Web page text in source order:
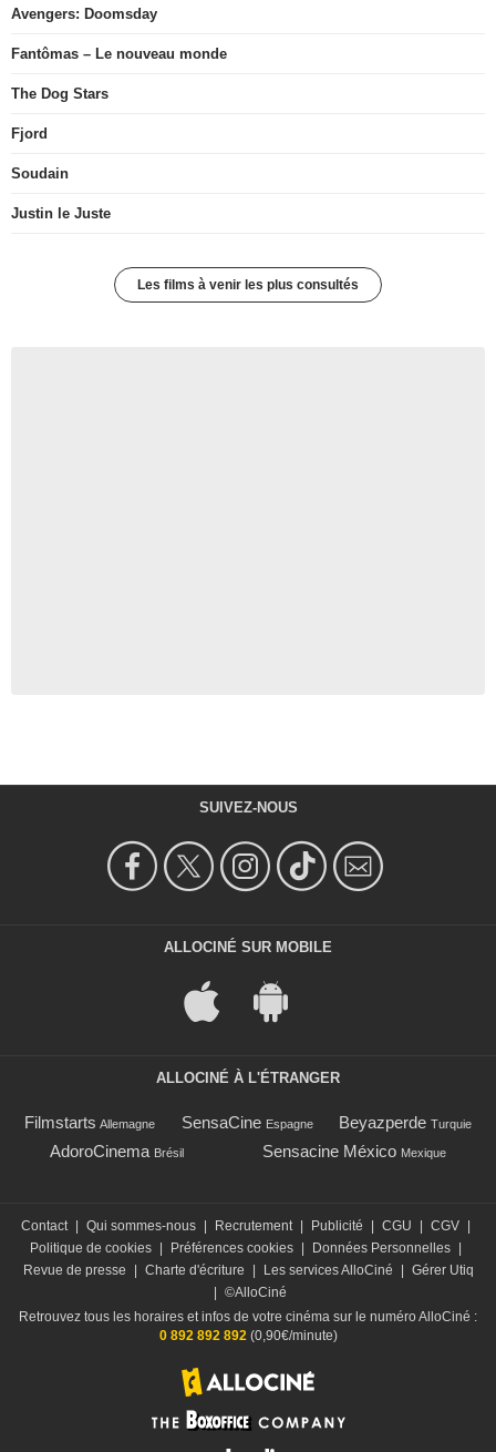
Avengers: Doomsday
Fantômas – Le nouveau monde
The Dog Stars
Fjord
Soudain
Justin le Juste
Les films à venir les plus consultés
SUIVEZ-NOUS
ALLOCINÉ SUR MOBILE
ALLOCINÉ À L'ÉTRANGER
Filmstarts Allemagne SensaCine Espagne Beyazperde Turquie
AdoroCinema Brésil Sensacine México Mexique
Contact Qui sommes-nous Recrutement Publicité CGU CGV
Politique de cookies
Préférences cookies Données Personnelles
Revue de presse
Charte d'écriture Les services AlloCiné
Gérer Utiq
©AlloCiné
Retrouvez tous les horaires et infos de votre cinéma sur le numéro AlloCiné :
0 892 892 892(0,90€/minute)